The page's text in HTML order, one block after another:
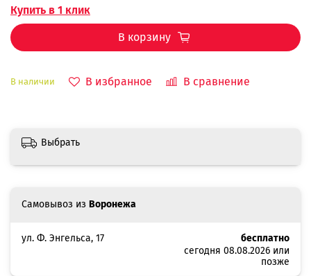
В наличии В избранное В сравнение
Купить в 1 клик
В корзину
Самовывоз из Воронежа
ул. Ф. Энгельса, 17
бесплатно
сегодня 08.08.2026 или
позже
Выбрать